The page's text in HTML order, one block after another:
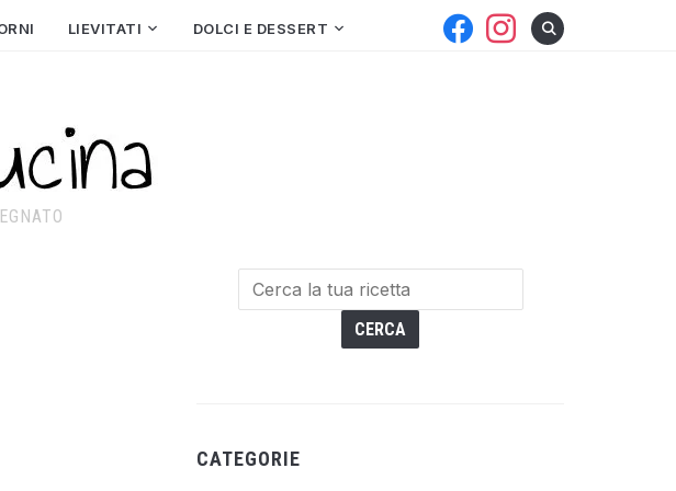
facebookinstagram
LIEVITATI DOLCI E DESSERT
CATEGORIE